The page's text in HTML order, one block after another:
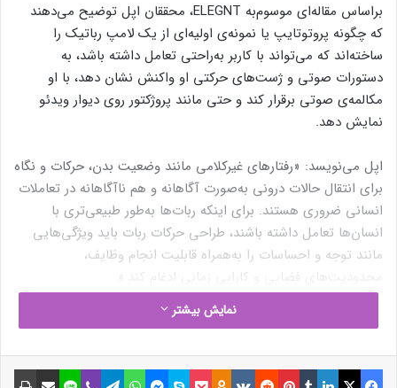
براساس مقاله‌ای موسوم‌به ELEGNT، محققان اپل توضیح می‌دهند
که چگونه پروتوتایپ یا نمونه‌ی اولیه‌ای از یک لامپ رباتیک را
ساخته‌اند که می‌تواند با کاربر به‌راحتی تعامل داشته باشد، به
دستورات صوتی و ژست‌های حرکتی او واکنش نشان دهد، با او
مکالمه‌ی صوتی برقرار کند و حتی مانند پروژکتور روی دیوار ویدئو
نمایش دهد.
اپل می‌نویسد: «رفتارهای غیرکلامی مانند وضعیت بدن، حرکات و نگاه
برای انتقال حالات درونی به‌صورت آگاهانه و هم ناآگاهانه در تعاملات
انسانی ضروری هستند. برای اینکه ربات‌ها به‌طور طبیعی‌تری با
انسان‌ها تعامل داشته باشند، طراحی حرکات ربات باید ویژگی‌هایی
مانند توجه و احساسات را به‌همراه قابلیت انجام وظایف،
محدودیت‌های فضایی و کارایی زمانی ادغام کند.»
نمایش بیشتر
فیسبوک ایکس لینکداین تامبلر پینتریست Reddit
VKontakte
Odnoklassniki پاکت اسکایپ مسنجر واتس آپ تلگرام وایبر لاین اشتراک گذاری با ایمیل